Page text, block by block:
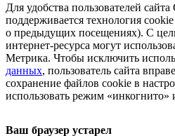
Для удобства пользователей сайта
поддерживается технология
о предыдущих посещениях). С
интернет-ресурса могут
Метрика. Чтобы исключить
данных, пользователь сайта
сохранение файлов cookie в
использовать режим «инкогнито»
Ваш браузер устарел